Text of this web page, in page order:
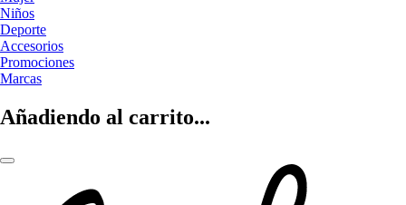
Niños
Deporte
Accesorios
Promociones
Marcas
Añadiendo al carrito...